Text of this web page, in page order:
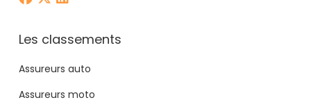
Les classements
Assureurs auto
Assureurs moto